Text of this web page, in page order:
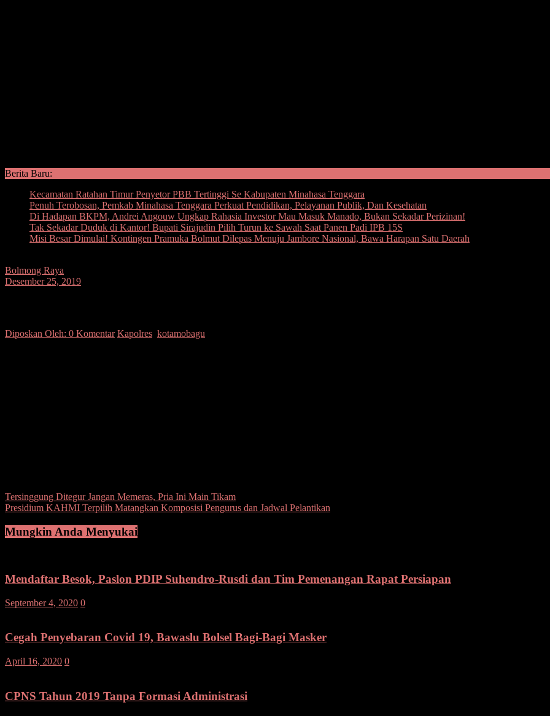
Berita Baru:
Kecamatan Ratahan Timur Penyetor PBB Tertinggi Se Kabupaten Minahasa Tenggara
Penuh Terobosan, Pemkab Minahasa Tenggara Perkuat Pendidikan, Pelayanan Publik, Dan Kesehatan
Di Hadapan BKPM, Andrei Angouw Ungkap Rahasia Investor Mau Masuk Manado, Bukan Sekadar Perizinan!
Tak Sekadar Duduk di Kantor! Bupati Sirajudin Pilih Turun ke Sawah Saat Panen Padi IPB 15S
Misi Besar Dimulai! Kontingen Pramuka Bolmut Dilepas Menuju Jambore Nasional, Bawa Harapan Satu Daerah
Bolmong Raya
Desember 25, 2019
Diposkan Oleh: 0 Komentar Kapolres kotamobagu
Navigasi
pos
Tersinggung Ditegur Jangan Memeras, Pria Ini Main Tikam
Presidium KAHMI Terpilih Matangkan Komposisi Pengurus dan Jadwal Pelantikan
Mungkin Anda Menyukai
Mendaftar Besok, Paslon PDIP Suhendro-Rusdi dan Tim Pemenangan Rapat Persiapan
September 4, 2020 0
Cegah Penyebaran Covid 19, Bawaslu Bolsel Bagi-Bagi Masker
April 16, 2020 0
CPNS Tahun 2019 Tanpa Formasi Administrasi